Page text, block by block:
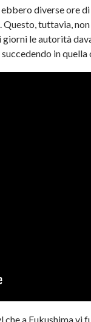
ebbero diverse ore
Questo, tuttavia,
le autorità
in quella
che a Fukushima vi